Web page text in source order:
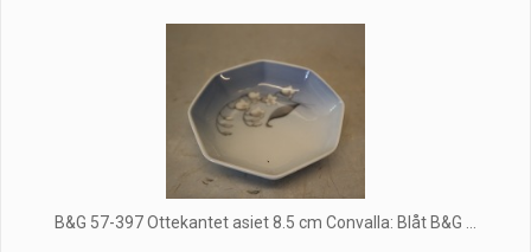
B&G 57-397 Ottekantet asiet 8.5 cm Convalla: Blåt B&G ...